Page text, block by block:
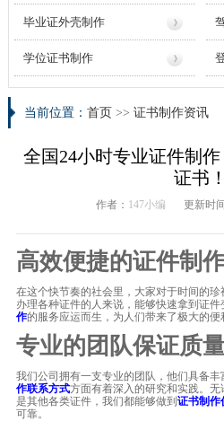
毕业证外壳制作
学位证书制作
当前位置： 首页 >> 证书制作资讯
全国24小时专业证件制
证书！
作者： 147小编 更新时
高效便捷的证件制
在这个快节奏的社会里，大家对于时间的
办理各种证件的人来说，能够快速拿到证件
作的服务应运而生，为人们带来了极大的便
专业的团队保证质
我们公司拥有一支专业的团队，他们具备
作联系方式方面有着深入的研究和实践。
是其他各类证件，我们都能够做到证书制作
可靠。